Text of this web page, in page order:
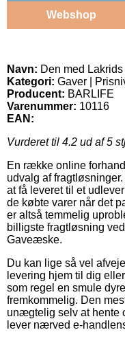
Webshop
Navn: Den med
Kategori: Gaver |
Producent: BARLIFE
Varenummer: 10116
EAN:
Vurderet til 4.2 ud af 5
En række online
udvalg af
at få leveret til et
de købte varer når det
er altså temmelig
billigste fragtløsning
Gaveæske.
Du kan lige så vel
levering hjem til dig
som regel en smule
fremkommelig. Den
unægtelig selv at hente
lever nærved e-